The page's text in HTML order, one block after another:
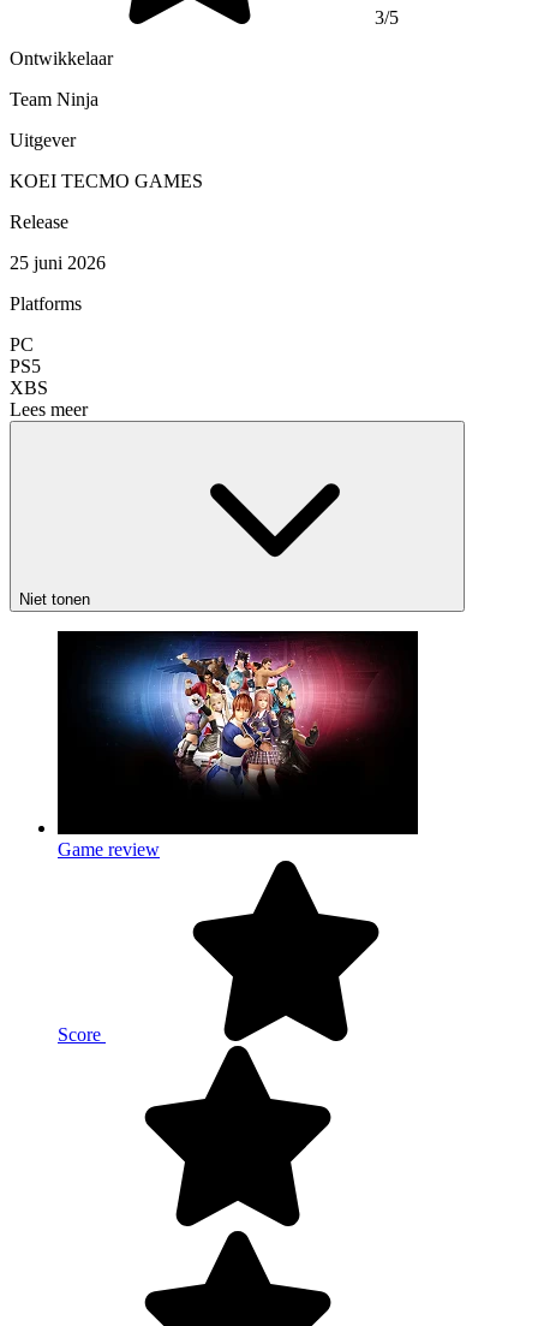
3/5
Ontwikkelaar
Team Ninja
Uitgever
KOEI TECMO GAMES
Release
25 juni 2026
Platforms
PC
PS5
XBS
Lees meer
Niet tonen
Game review
Score